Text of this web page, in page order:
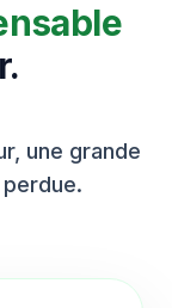
une grande